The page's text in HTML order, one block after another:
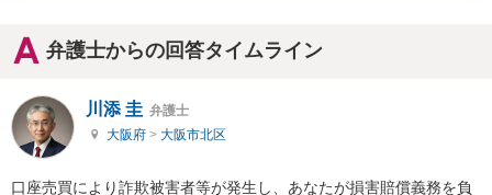
弁護士からの回答タイムライン
川添 圭 弁護士
大阪府 > 大阪市北区
口座売買により詐欺被害者等が発生し、あなたが損害賠償義務を負